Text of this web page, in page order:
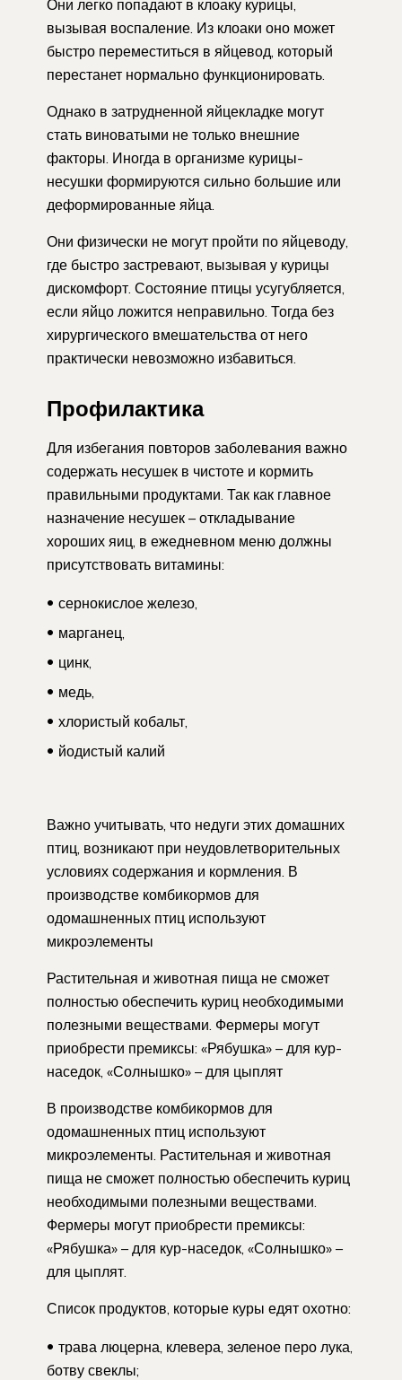
Они легко попадают в клоаку курицы,
вызывая воспаление. Из клоаки оно может
быстро переместиться в яйцевод, который
перестанет нормально функционировать.
Однако в затрудненной яйцекладке могут
стать виноватыми не только внешние
факторы. Иногда в организме курицы-
несушки формируются сильно большие или
деформированные яйца.
Они физически не могут пройти по яйцеводу,
где быстро застревают, вызывая у курицы
дискомфорт. Состояние птицы усугубляется,
если яйцо ложится неправильно. Тогда без
хирургического вмешательства от него
практически невозможно избавиться.
Профилактика
Для избегания повторов заболевания важно
содержать несушек в чистоте и кормить
правильными продуктами. Так как главное
назначение несушек – откладывание
хороших яиц, в ежедневном меню должны
присутствовать витамины:
сернокислое железо,
марганец,
цинк,
медь,
хлористый кобальт,
йодистый калий
Важно учитывать, что недуги этих домашних
птиц, возникают при неудовлетворительных
условиях содержания и кормления. В
производстве комбикормов для
одомашненных птиц используют
микроэлементы
Растительная и животная пища не сможет
полностью обеспечить куриц необходимыми
полезными веществами. Фермеры могут
приобрести премиксы: «Рябушка» – для кур-
наседок, «Солнышко» – для цыплят
В производстве комбикормов для
одомашненных птиц используют
микроэлементы. Растительная и животная
пища не сможет полностью обеспечить куриц
необходимыми полезными веществами.
Фермеры могут приобрести премиксы:
«Рябушка» – для кур-наседок, «Солнышко» –
для цыплят.
Список продуктов, которые куры едят охотно:
трава люцерна, клевера, зеленое перо лука,
ботву свеклы;